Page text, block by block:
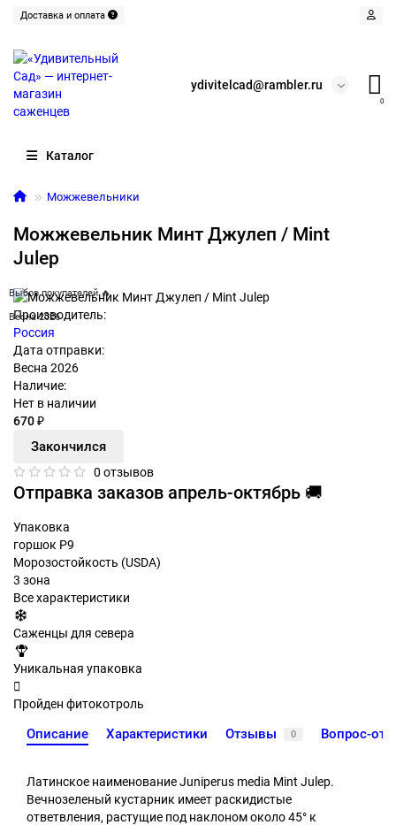
Доставка и оплата
ydivitelcad@rambler.ru
0
Каталог
Можжевельники
Можжевельник Минт Джулеп / Mint
Julep
Выбор покупателей 🔥
Весна 2026
Производитель:
Россия
Дата отправки:
Весна 2026
Наличие:
Нет в наличии
670 ₽
Закончился
0 отзывов
Отправка заказов апрель-октябрь 🚚
Упаковка
горшок Р9
Морозостойкость (USDA)
3 зона
Все характеристики
Саженцы для севера
Уникальная упаковка
Пройден фитокотроль
Описание Характеристики Отзывы 0 Вопрос-
Латинское наименование Juniperus media Mint Julep.
Вечнозеленый кустарник имеет раскидистые
ответвления, растущие под наклоном около 45° к